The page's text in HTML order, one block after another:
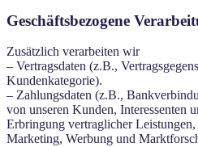
Geschäftsbezogene
Zusätzlich verarbeiten wir
– Vertragsdaten (z.B.,
Kundenkategorie).
– Zahlungsdaten (z.B.,
von unseren Kunden, Interessenten
Erbringung vertraglicher
Marketing, Werbung und